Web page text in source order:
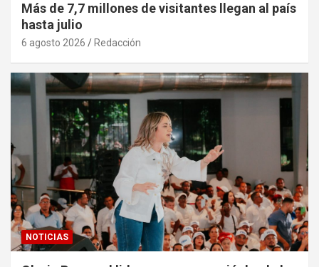
Más de 7,7 millones de visitantes llegan al país
hasta julio
6 agosto 2026 Redacción
NOTICIAS